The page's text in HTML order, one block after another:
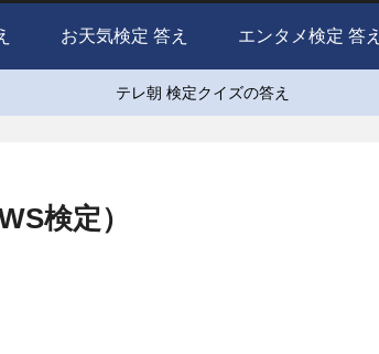
お天気検定 答え エンタメ検定 答え
テレ朝 検定クイズの答え
検定）